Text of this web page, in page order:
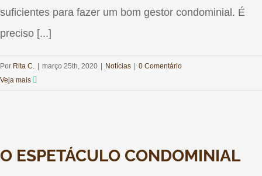
suficientes para fazer um bom gestor condominial. É
preciso [...]
Por Rita C. março 25th, 2020 Notícias
0 Comentário
Veja mais
O ESPETÁCULO CONDOMINIAL